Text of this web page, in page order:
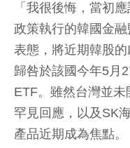
「我很後悔，當初
政策執行的韓國金
表態，將近期韓股的
歸咎於該國今年5月
ETF。雖然台灣並
罕見回應，以及SK
產品近期成為焦點。